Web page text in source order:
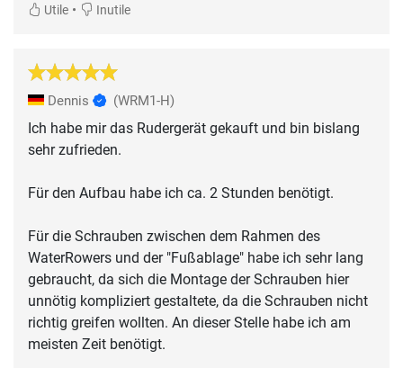
Utile • Inutile
Dennis (WRM1-H)
Ich habe mir das Rudergerät gekauft und bin bislang
sehr zufrieden.
Für den Aufbau habe ich ca. 2 Stunden benötigt.
Für die Schrauben zwischen dem Rahmen des
WaterRowers und der "Fußablage" habe ich sehr lang
gebraucht, da sich die Montage der Schrauben hier
unnötig kompliziert gestaltete, da die Schrauben nicht
richtig greifen wollten. An dieser Stelle habe ich am
meisten Zeit benötigt.